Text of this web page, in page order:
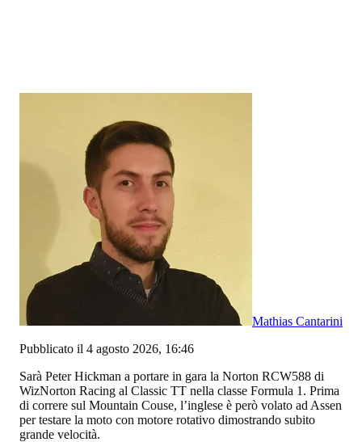
Mathias Cantarini
Pubblicato il 4 agosto 2026, 16:46
Sarà Peter Hickman a portare in gara la Norton RCW588 di
WizNorton Racing al Classic TT nella classe Formula 1. Prima
di correre sul Mountain Couse, l’inglese è però volato ad Assen
per testare la moto con motore rotativo dimostrando subito
grande velocità.